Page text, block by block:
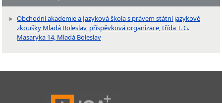
Obchodní akademie a Jazyková škola s právem státní jazykové
zkoušky Mladá Boleslav, příspěvková organizace, třída T. G.
Masaryka 14, Mladá Boleslav